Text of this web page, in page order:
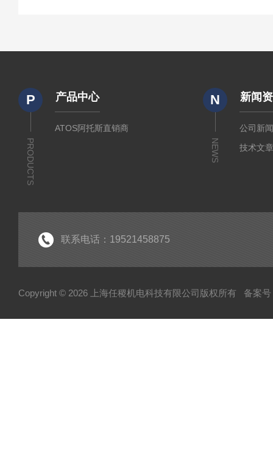
P
PRODUCTS
产品中心
ATOS阿托斯直销商
N
NEWS
新闻
公司新
技术文
联系电话：19521458875
Copyright © 2026 上海任稷机电科技有限公司版权所有 备案号